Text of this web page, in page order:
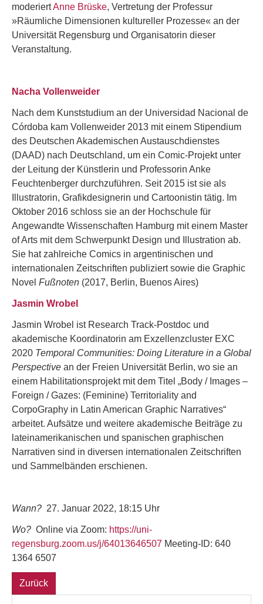
moderiertAnne Brüske, Vertretung der Professur
»Räumliche Dimensionen kultureller Prozesse« an der
Universität Regensburg und Organisatorin dieser
Veranstaltung.
Nacha Vollenweider
Nach dem Kunststudium an der Universidad Nacional de
Córdoba kam Vollenweider 2013 mit einem Stipendium
des Deutschen Akademischen Austauschdienstes
(DAAD) nach Deutschland, um ein Comic-Projekt unter
der Leitung der Künstlerin und Professorin Anke
Feuchtenberger durchzuführen. Seit 2015 ist sie als
Illustratorin, Grafikdesignerin und Cartoonistin tätig. Im
Oktober 2016 schloss sie an der Hochschule für
Angewandte Wissenschaften Hamburg mit einem Master
of Arts mit dem Schwerpunkt Design und Illustration ab.
Sie hat zahlreiche Comics in argentinischen und
internationalen Zeitschriften publiziert sowie die Graphic
Novel Fußnoten (2017, Berlin, Buenos Aires)
Jasmin Wrobel
Jasmin Wrobel ist Research Track-Postdoc und
akademische Koordinatorin am Exzellenzcluster EXC
2020 Temporal Communities: Doing Literature in a Global
Perspective an der Freien Universität Berlin, wo sie an
einem Habilitationsprojekt mit dem Titel „Body / Images –
Foreign / Gazes: (Feminine) Territoriality and
CorpoGraphy in Latin American Graphic Narratives“
arbeitet. Aufsätze und weitere akademische Beiträge zu
lateinamerikanischen und spanischen graphischen
Narrativen sind in diversen internationalen Zeitschriften
und Sammelbänden erschienen.
Wann? 27. Januar 2022, 18:15 Uhr
Wo? Online via Zoom: https://uni-
regensburg.zoom.us/j/64013646507 Meeting-ID: 640
1364 6507
Zurück